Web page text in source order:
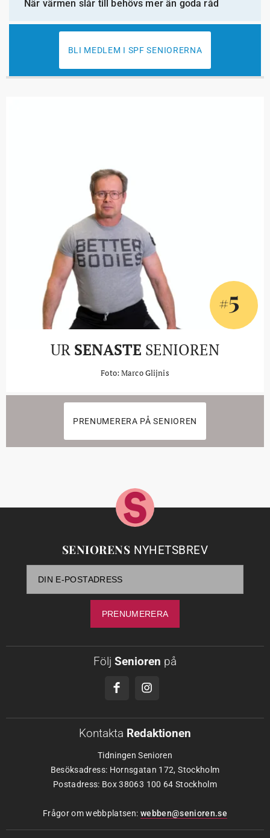
När värmen slår till behövs mer än goda råd
BLI MEDLEM I SPF SENIORERNA
#5
UR SENASTE SENIOREN
Foto: Marco Glijnis
PRENUMERERA PÅ SENIOREN
SENIORENS NYHETSBREV
Följ Senioren på
Kontakta Redaktionen
Tidningen Senioren
Besöksadress: Hornsgatan 172, Stockholm
Postadress: Box 38063 100 64 Stockholm
Frågor om webbplatsen: webben@senioren.se